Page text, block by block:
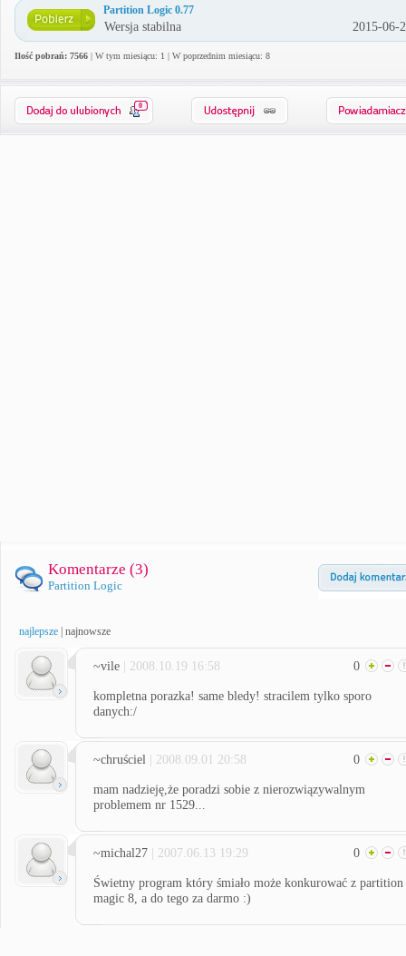
Partition Logic 0.77
Wersja stabilna 2015-06-
Ilość pobrań: 7566 | W tym miesiącu: 1 | W poprzednim miesiącu: 8
0
Komentarze (3)
Partition Logic
najlepsze najnowsze
~vile | 2008.10.19 16:58 0
kompletna porazka! same bledy! stracilem tylko sporo
danych:/
~chruściel | 2008.09.01 20:58 0
mam nadzieję,że poradzi sobie z nierozwiązywalnym
problemem nr 1529...
~michal27 | 2007.06.13 19:29 0
Świetny program który śmiało może konkurować z partition
magic 8, a do tego za darmo :)